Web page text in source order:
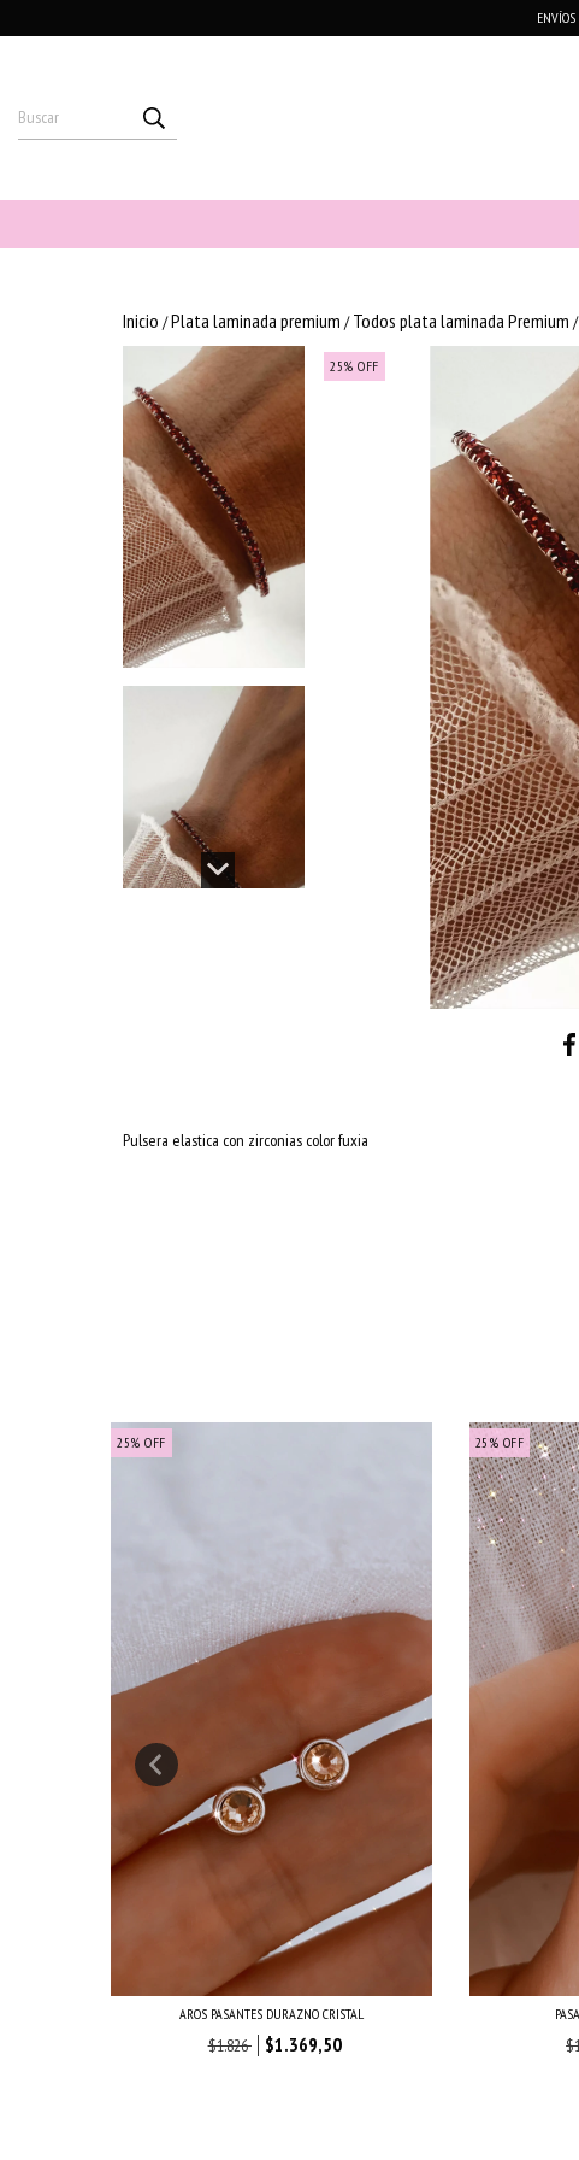
Inicio /Plata laminada premium / Todos plata laminada Premium /
25%OFF
Pulsera elastica con zirconias color fuxia
25% OFF
AROS PASANTES DURAZNO CRISTAL
$1.826 $1.369,50
25 % OFF